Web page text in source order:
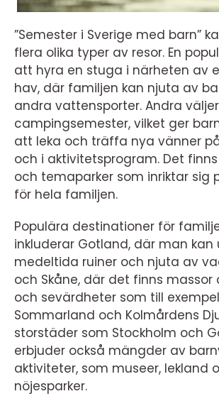
”Semester i Sverige med barn”
flera olika typer av resor. En
att hyra en stuga i närheten av
hav, där familjen kan njuta av
andra vattensporter. Andra
campingsemester, vilket ger
att leka och träffa nya vänner
och i aktivitetsprogram. Det
och temaparker som inriktar sig
för hela familjen.
Populära destinationer för
inkluderar Gotland, där man kan
medeltida ruiner och njuta av
och Skåne, där det finns
och sevärdheter som till
Sommarland och Kolmårdens
storstäder som Stockholm och
erbjuder också mängder av
aktiviteter, som museer, lekland
nöjesparker.